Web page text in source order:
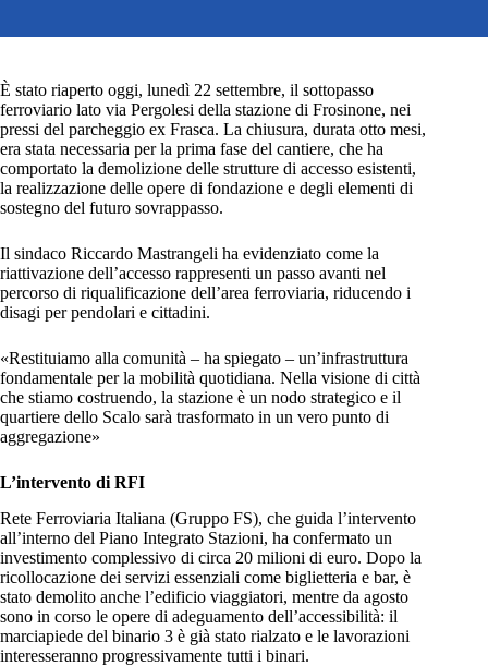
È stato riaperto oggi, lunedì 22 settembre, il sottopasso
ferroviario lato via Pergolesi della stazione di Frosinone, nei
pressi del parcheggio ex Frasca. La chiusura, durata otto mesi,
era stata necessaria per la prima fase del cantiere, che ha
comportato la demolizione delle strutture di accesso esistenti,
la realizzazione delle opere di fondazione e degli elementi di
sostegno del futuro sovrappasso.
Il sindaco Riccardo Mastrangeli ha evidenziato come la
riattivazione dell’accesso rappresenti un passo avanti nel
percorso di riqualificazione dell’area ferroviaria, riducendo i
disagi per pendolari e cittadini.
«Restituiamo alla comunità – ha spiegato – un’infrastruttura
fondamentale per la mobilità quotidiana. Nella visione di città
che stiamo costruendo, la stazione è un nodo strategico e il
quartiere dello Scalo sarà trasformato in un vero punto di
aggregazione»
L’intervento di RFI
Rete Ferroviaria Italiana (Gruppo FS), che guida l’intervento
all’interno del Piano Integrato Stazioni, ha confermato un
investimento complessivo di circa 20 milioni di euro. Dopo la
ricollocazione dei servizi essenziali come biglietteria e bar, è
stato demolito anche l’edificio viaggiatori, mentre da agosto
sono in corso le opere di adeguamento dell’accessibilità: il
marciapiede del binario 3 è già stato rialzato e le lavorazioni
interesseranno progressivamente tutti i binari.